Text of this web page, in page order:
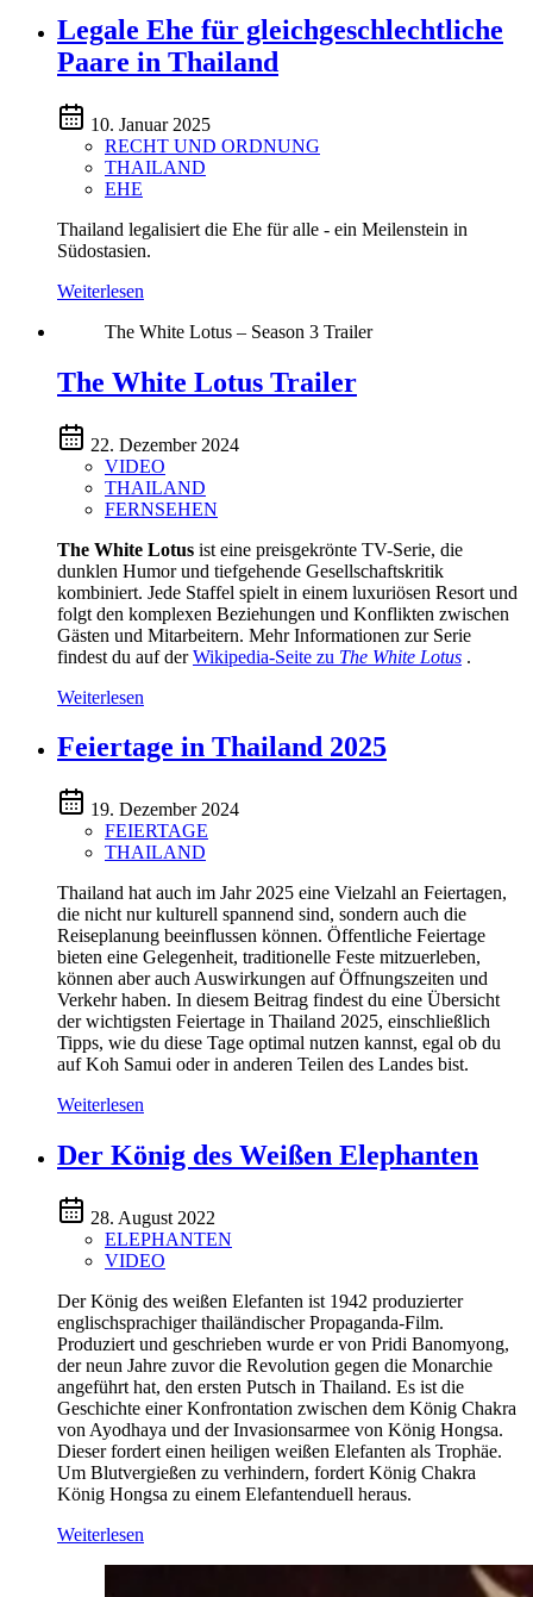
Legale Ehe für gleichgeschlechtliche
Paare in Thailand
10. Januar 2025
RECHT UND ORDNUNG
THAILAND
EHE
Thailand legalisiert die Ehe für alle - ein Meilenstein in
Südostasien.
Weiterlesen
The White Lotus – Season 3 Trailer
The White Lotus Trailer
22. Dezember 2024
VIDEO
THAILAND
FERNSEHEN
The White Lotus ist eine preisgekrönte TV-Serie, die
dunklen Humor und tiefgehende Gesellschaftskritik
kombiniert. Jede Staffel spielt in einem luxuriösen Resort und
folgt den komplexen Beziehungen und Konflikten zwischen
Gästen und Mitarbeitern. Mehr Informationen zur Serie
findest du auf derWikipedia-Seite zu The White Lotus .
Weiterlesen
Feiertage in Thailand 2025
19. Dezember 2024
FEIERTAGE
THAILAND
Thailand hat auch im Jahr 2025 eine Vielzahl an Feiertagen,
die nicht nur kulturell spannend sind, sondern auch die
Reiseplanung beeinflussen können. Öffentliche Feiertage
bieten eine Gelegenheit, traditionelle Feste mitzuerleben,
können aber auch Auswirkungen auf Öffnungszeiten und
Verkehr haben. In diesem Beitrag findest du eine Übersicht
der wichtigsten Feiertage in Thailand 2025, einschließlich
Tipps, wie du diese Tage optimal nutzen kannst, egal ob du
auf Koh Samui oder in anderen Teilen des Landes bist.
Weiterlesen
Der König des Weißen Elephanten
28. August 2022
ELEPHANTEN
VIDEO
Der König des weißen Elefanten ist 1942 produzierter
englischsprachiger thailändischer Propaganda-Film.
Produziert und geschrieben wurde er von Pridi Banomyong,
der neun Jahre zuvor die Revolution gegen die Monarchie
angeführt hat, den ersten Putsch in Thailand. Es ist die
Geschichte einer Konfrontation zwischen dem König Chakra
von Ayodhaya und der Invasionsarmee von König Hongsa.
Dieser fordert einen heiligen weißen Elefanten als Trophäe.
Um Blutvergießen zu verhindern, fordert König Chakra
König Hongsa zu einem Elefantenduell heraus.
Weiterlesen